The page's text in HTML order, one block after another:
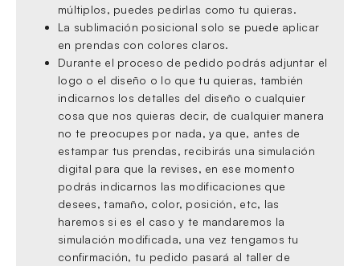
múltiplos, puedes pedirlas como tu quieras.
La sublimación posicional solo se puede aplicar
en prendas con colores claros.
Durante el proceso de pedido podrás adjuntar el
logo o el diseño o lo que tu quieras, también
indicarnos los detalles del diseño o cualquier
cosa que nos quieras decir, de cualquier manera
no te preocupes por nada, ya que, antes de
estampar tus prendas, recibirás una simulación
digital para que la revises, en ese momento
podrás indicarnos las modificaciones que
desees, tamaño, color, posición, etc, las
haremos si es el caso y te mandaremos la
simulación modificada, una vez tengamos tu
confirmación, tu pedido pasará al taller de